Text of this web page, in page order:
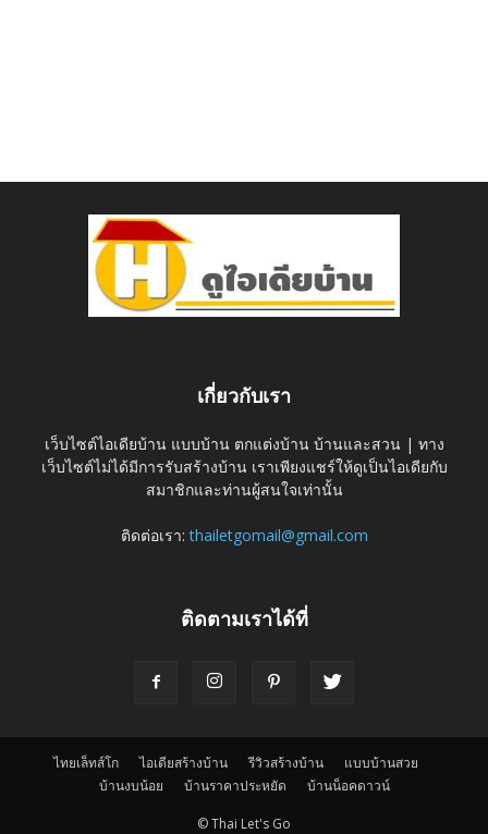
เกี่ยวกับเรา
เว็บไซต์ไอเดียบ้าน แบบบ้าน ตกแต่งบ้าน บ้านและสวน | ทาง
เว็บไซต์ไม่ได้มีการรับสร้างบ้าน เราเพียงแชร์ให้ดูเป็นไอเดียกับ
สมาชิกและท่านผู้สนใจเท่านั้น
ติดต่อเรา:thailetgomail@gmail.com
ติดตามเราได้ที่
ไทยเล็ทส์โก ไอเดียสร้างบ้าน รีวิวสร้างบ้าน
แบบบ้านสวย
บ้านงบน้อย
บ้านราคาประหยัด บ้านน็อคดาวน์
© Thai Let's Go